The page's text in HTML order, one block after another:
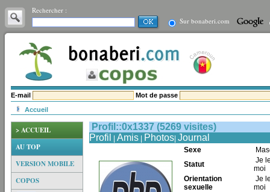
Rechercher :
Sur bonaberi.com
E-mail
Mot de passe
Accueil
> ACCUEIL
AU TOP
VERSION MOBILE
COPOS
Profil::0x1337 (5269 visites)
Profil
Amis Photos Journal
Sexe
Statut
Je
moi
Orientation
sexuelle
Je
moi